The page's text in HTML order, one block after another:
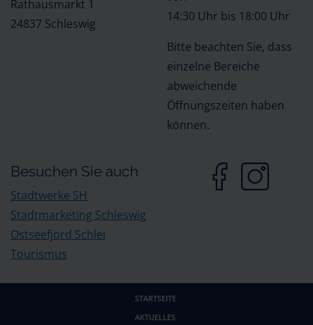
Rathausmarkt 1
24837 Schleswig
14:30 Uhr bis 18:00 Uhr
Bitte beachten Sie, dass
einzelne Bereiche
abweichende
Öffnungszeiten haben
können.
Besuchen Sie auch
Stadtwerke SH
Stadtmarketing Schleswig
Ostseefjord Schlei
Tourismus
STARTSEITE
AKTUELLES